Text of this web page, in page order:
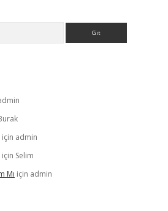
için admin
için Selim
Mı için admin